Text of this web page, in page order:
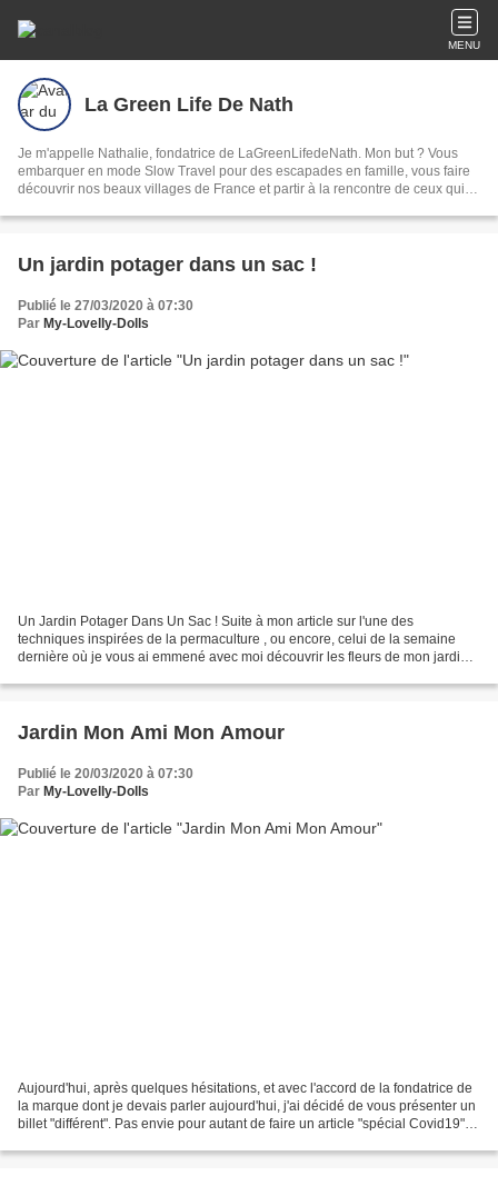
MENU
La Green Life De Nath
Je m'appelle Nathalie, fondatrice de LaGreenLifedeNath. Mon but ? Vous
embarquer en mode Slow Travel pour des escapades en famille, vous faire
découvrir nos beaux villages de France et partir à la rencontre de ceux qui
Un jardin potager dans un sac !
Publié le 27/03/2020 à 07:30
Par My-Lovelly-Dolls
Un Jardin Potager Dans Un Sac ! Suite à mon article sur l'une des
techniques inspirées de la permaculture , ou encore, celui de la semaine
dernière où je vous ai emmené avec moi découvrir les fleurs de mon jardin
Jardin Mon Ami Mon Amour
Publié le 20/03/2020 à 07:30
Par My-Lovelly-Dolls
Aujourd'hui, après quelques hésitations, et avec l'accord de la fondatrice de
la marque dont je devais parler aujourd'hui, j'ai décidé de vous présenter un
billet "différent". Pas envie pour autant de faire un article "spécial Covid19" :